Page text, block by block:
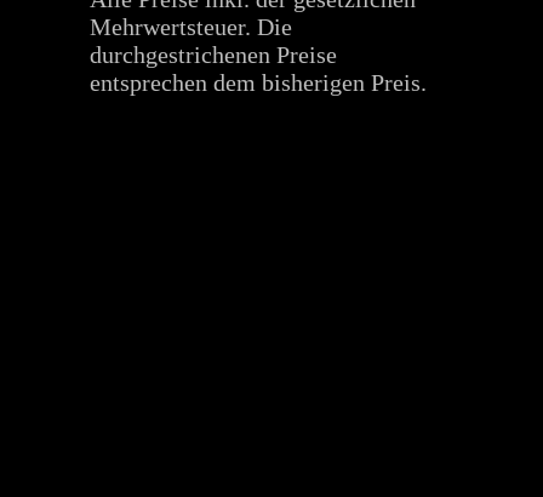
Mehrwertsteuer. Die
durchgestrichenen Preise
entsprechen dem bisherigen Preis.